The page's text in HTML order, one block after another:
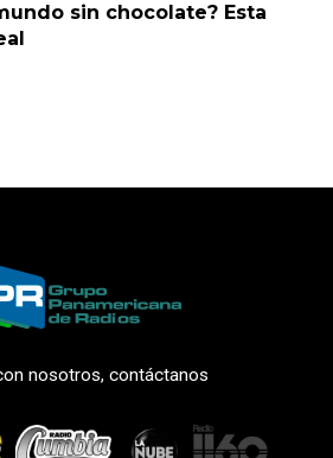
sin chocolate? Esta
nosotros, contáctanos